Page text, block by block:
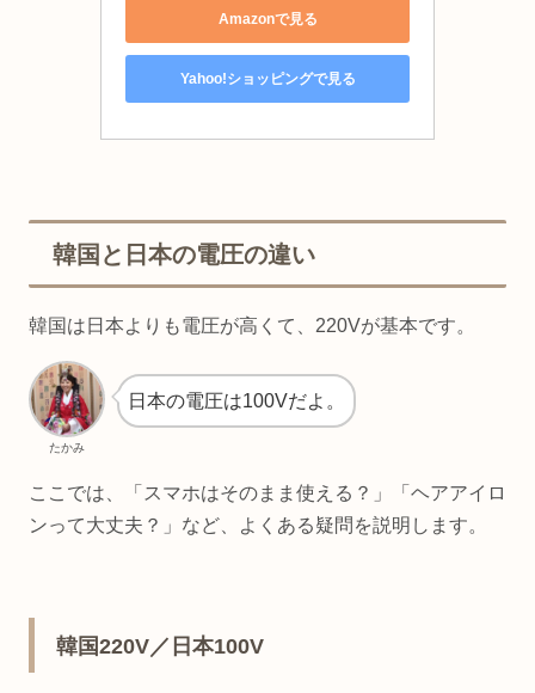
Amazonで見る
Yahoo!ショッピングで見る
韓国と日本の電圧の違い
韓国は日本よりも電圧が高くて、220Vが基本です。
たかみ
日本の電圧は100Vだよ。
ここでは、「スマホはそのまま使える？」「ヘアアイロ
ンって大丈夫？」など、よくある疑問を説明します。
韓国220V／日本100V